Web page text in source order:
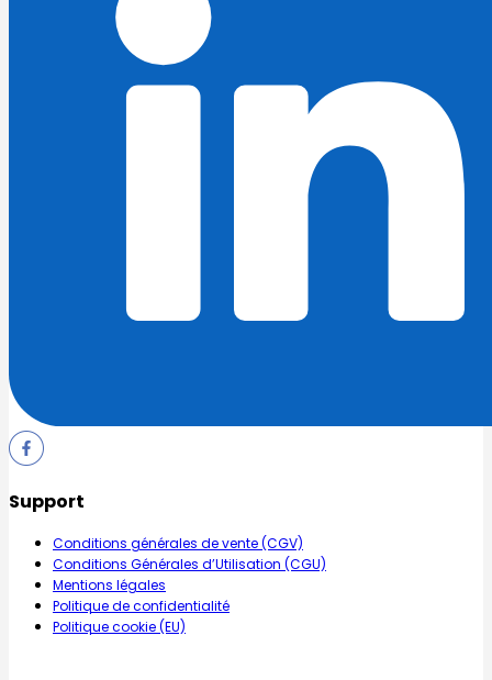
Support
Conditions générales de vente (CGV)
Conditions Générales d’Utilisation (CGU)
Mentions légales
Politique de confidentialité
Politique cookie (EU)